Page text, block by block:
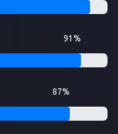
91%
87%